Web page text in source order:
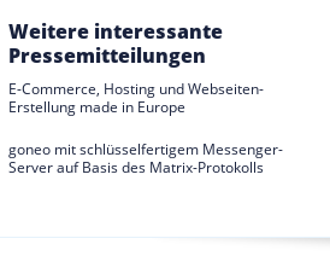
Weitere interessante
Pressemitteilungen
E-Commerce, Hosting und Webseiten-
Erstellung made in Europe
goneo mit schlüsselfertigem Messenger-
Server auf Basis des Matrix-Protokolls